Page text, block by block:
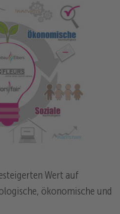
Wert auf
ökonomische und